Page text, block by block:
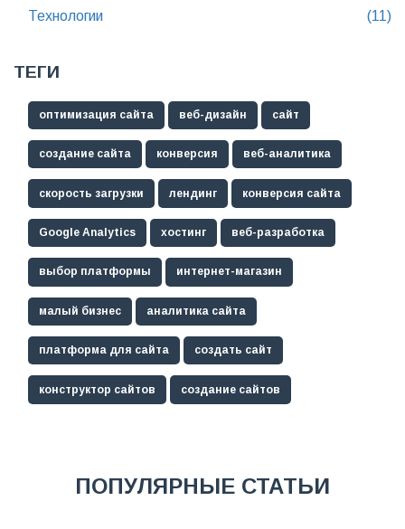
Технологии (11)
ТЕГИ
оптимизация сайта веб-дизайн сайт
создание сайта конверсия веб-аналитика
скорость загрузки лендинг конверсия сайта
Google Analytics хостинг веб-разработка
выбор платформы интернет-магазин
малый бизнес аналитика сайта
платформа для сайта создать сайт
конструктор сайтов создание сайтов
ПОПУЛЯРНЫЕ СТАТЬИ